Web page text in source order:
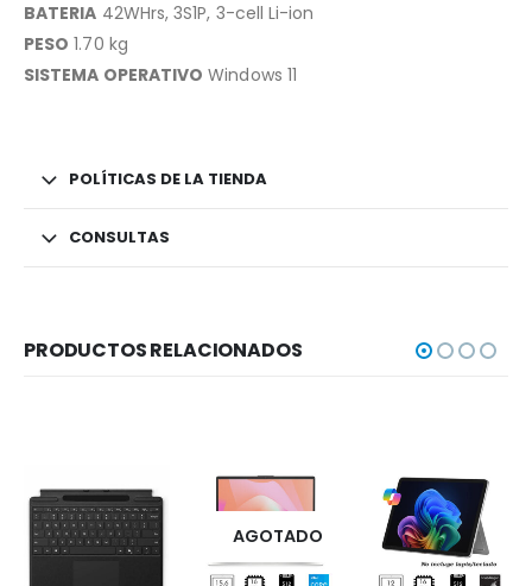
BATERIA 42WHrs, 3S1P, 3-cell Li-ion
PESO 1.70 kg
SISTEMA OPERATIVO Windows 11
POLÍTICAS DE LA TIENDA
CONSULTAS
PRODUCTOS RELACIONADOS
AGOTADO